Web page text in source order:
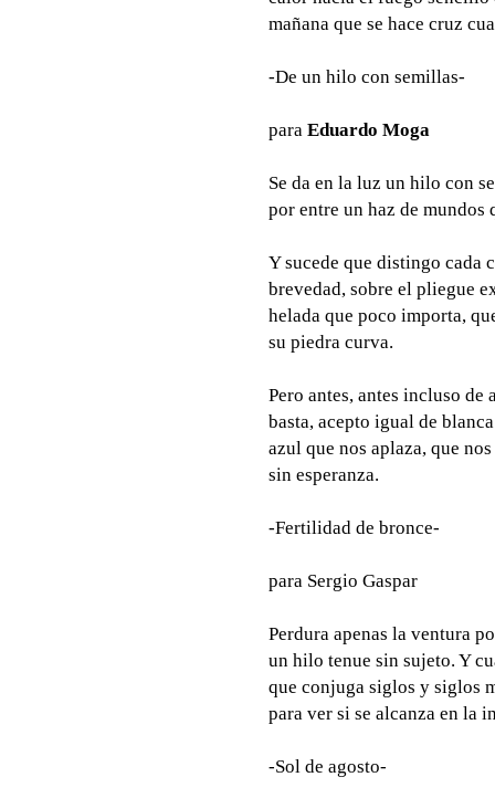
mañana que se hace cruz
-De un hilo con semillas-
para Eduardo Moga
Se da en la luz un hilo con
por entre un haz de mundos
Y sucede que distingo cada
brevedad, sobre el pliegue
helada que poco importa,
su piedra curva.
Pero antes, antes incluso de
basta, acepto igual de
azul que nos aplaza, que
sin esperanza.
-Fertilidad de bronce-
para Sergio Gaspar
Perdura apenas la ventura
un hilo tenue sin sujeto. Y
que conjuga siglos y siglos
para ver si se alcanza en la
-Sol de agosto-